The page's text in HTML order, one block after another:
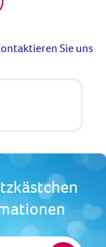
Sie uns